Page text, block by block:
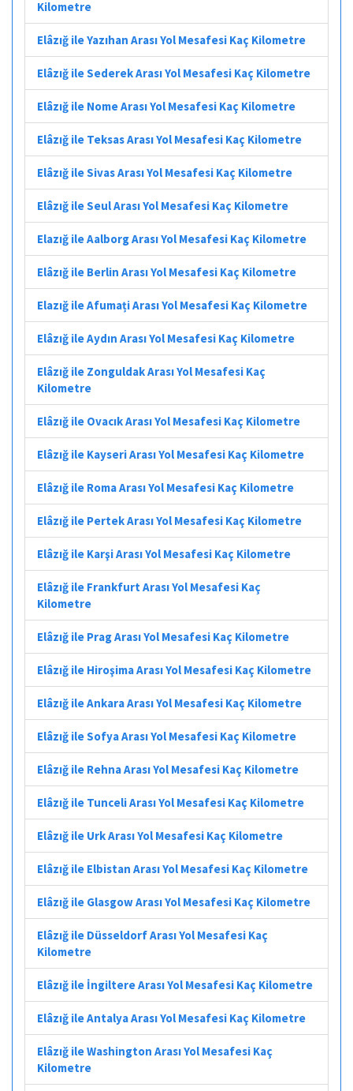
Kilometre
Elâzığ ile Yazıhan Arası Yol Mesafesi Kaç Kilometre
Elâzığ ile Sederek Arası Yol Mesafesi Kaç Kilometre
Elâzığ ile Nome Arası Yol Mesafesi Kaç Kilometre
Elâzığ ile Teksas Arası Yol Mesafesi Kaç Kilometre
Elâzığ ile Sivas Arası Yol Mesafesi Kaç Kilometre
Elâzığ ile Seul Arası Yol Mesafesi Kaç Kilometre
Elazığ ile Aalborg Arası Yol Mesafesi Kaç Kilometre
Elâzığ ile Berlin Arası Yol Mesafesi Kaç Kilometre
Elazığ ile Afumați Arası Yol Mesafesi Kaç Kilometre
Elâzığ ile Aydın Arası Yol Mesafesi Kaç Kilometre
Elâzığ ile Zonguldak Arası Yol Mesafesi Kaç
Kilometre
Elâzığ ile Ovacık Arası Yol Mesafesi Kaç Kilometre
Elâzığ ile Kayseri Arası Yol Mesafesi Kaç Kilometre
Elâzığ ile Roma Arası Yol Mesafesi Kaç Kilometre
Elâzığ ile Pertek Arası Yol Mesafesi Kaç Kilometre
Elâzığ ile Karşi Arası Yol Mesafesi Kaç Kilometre
Elâzığ ile Frankfurt Arası Yol Mesafesi Kaç
Kilometre
Elâzığ ile Prag Arası Yol Mesafesi Kaç Kilometre
Elâzığ ile Hiroşima Arası Yol Mesafesi Kaç Kilometre
Elâzığ ile Ankara Arası Yol Mesafesi Kaç Kilometre
Elâzığ ile Sofya Arası Yol Mesafesi Kaç Kilometre
Elâzığ ile Rehna Arası Yol Mesafesi Kaç Kilometre
Elâzığ ile Tunceli Arası Yol Mesafesi Kaç Kilometre
Elâzığ ile Urk Arası Yol Mesafesi Kaç Kilometre
Elâzığ ile Elbistan Arası Yol Mesafesi Kaç Kilometre
Elâzığ ile Glasgow Arası Yol Mesafesi Kaç Kilometre
Elâzığ ile Düsseldorf Arası Yol Mesafesi Kaç
Kilometre
Elâzığ ile İngiltere Arası Yol Mesafesi Kaç Kilometre
Elâzığ ile Antalya Arası Yol Mesafesi Kaç Kilometre
Elâzığ ile Washington Arası Yol Mesafesi Kaç
Kilometre